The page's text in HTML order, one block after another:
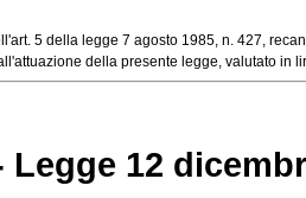
5 della legge 7 agosto 1985, n. 427,
della presente legge, valutato in
Legge 12